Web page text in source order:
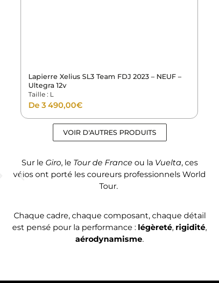
NEUF –
Lapierre Xelius DRS Bleu Team PicNic 2025
GALERIE – Ultegra T52
De3 790,00
VOIR D'AUTRES PRODUITS
Sur le Giro, le Tour de France ou la Vuelta, ces
vélos ont porté les coureurs professionnels World
Tour.
Chaque cadre, chaque composant, chaque détail
est pensé pour la performance : légèreté, rigidité,
aérodynamisme.